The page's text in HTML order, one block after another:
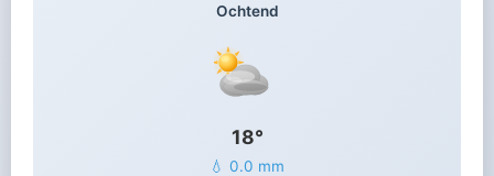
Ochtend
18°
💧 0.0 mm